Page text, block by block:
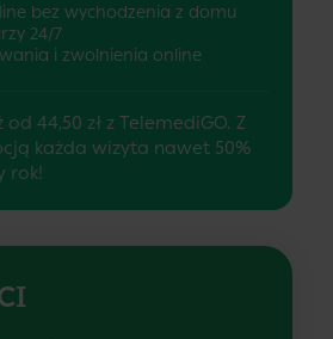
bez wychodzenia z domu
24/7
i zwolnienia online
44,50 zł z TelemediGO. Z
każda wizyta nawet 50%
rok!